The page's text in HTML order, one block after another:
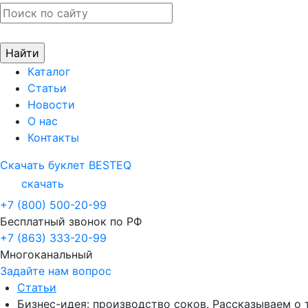
Каталог
Статьи
Новости
О нас
Контакты
Скачать буклет BESTEQ
скачать
+7 (800) 500-20-99
Бесплатный звонок по РФ
+7 (863) 333-20-99
Многоканальный
Задайте нам вопрос
Статьи
Бизнес-идея: производство соков. Рассказываем о